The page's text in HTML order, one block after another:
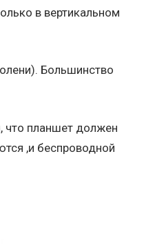
в вертикальном
Большинство
что планшет должен
,и беспроводной